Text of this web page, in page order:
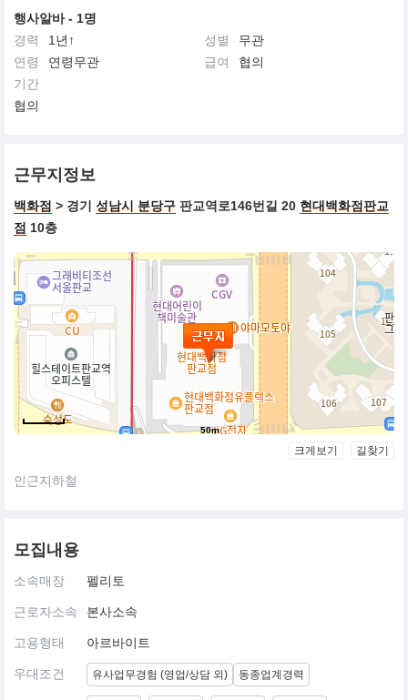
행사알바 - 1명
경력
1년↑ 성별
무관
연령
연령무관 급여
협의
기간
협의
근무지정보
백화점 > 경기 성남시 분당구 판교역로146번길 20 현대백화점판교
점 10층
50m
크게보기 길찾기
인근지하철
모집내용
소속매장 펠리토
근로자소속 본사소속
고용형태 아르바이트
우대조건 유사업무경험 (영업/상담 외) 동종업계경력